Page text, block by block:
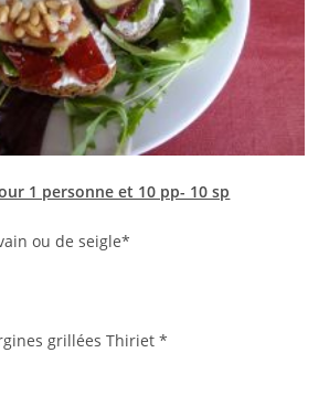
1 personne et 10 pp- 10 sp
ou de seigle*
grillées Thiriet *